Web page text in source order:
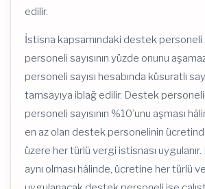
edilir.
İstisna kapsamındaki destek personeli
personeli sayısının yüzde onunu
personeli sayısı hesabında küsuratlı
tamsayıya iblağ edilir. Destek
personeli sayısının %10’unu aşması
en az olan destek personelinin
üzere her türlü vergi istisnası
aynı olması hâlinde, ücretine her türlü